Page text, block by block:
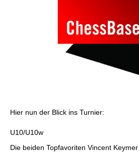
Hier nun der Blick ins Turnier:
U10/U10w
Die beiden Topfavoriten Vincent